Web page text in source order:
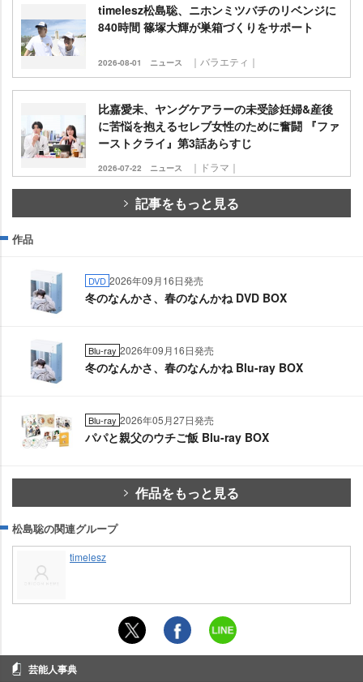
timelesz松島聡、ニホンミツバチのリベンジに
840時間 篠塚大輝が巣箱づくりをサポート
2026-08-01 ニュース ｜バラエティ｜
比嘉愛未、ヤングケアラーの未受診妊婦&産後
に苦悩を抱えるセレブ女性のために奮闘 『ファ
ーストクライ』第3話あらすじ
2026-07-22 ニュース ｜ドラマ｜
記事をもっと見る
作品
DVD 2026年09月16日発売
冬のなんかさ、春のなんかね DVD BOX
Blu-ray 2026年09月16日発売
冬のなんかさ、春のなんかね Blu-ray BOX
Blu-ray 2026年05月27日発売
パパと親父のウチご飯 Blu-ray BOX
作品をもっと見る
松島聡の関連グループ
timelesz
芸能人事典